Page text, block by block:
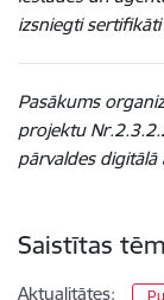
izsniegti sertifikāti
Pasākums
projektu
pārvaldes digitālā
Saistītas
Aktualitātes: